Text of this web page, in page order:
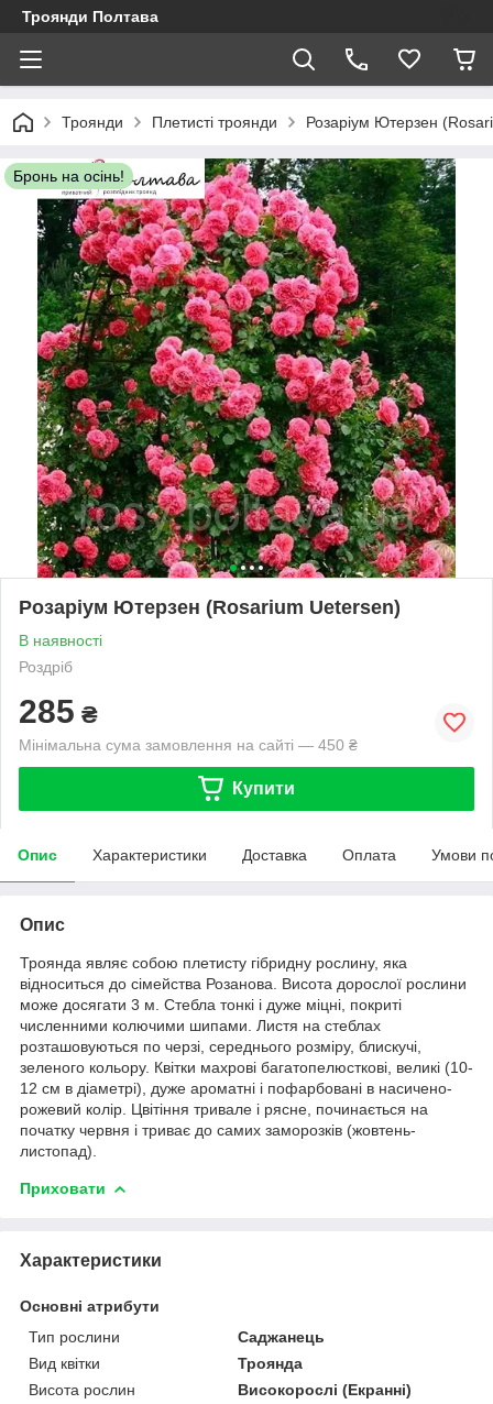
Троянди Полтава
Троянди Плетисті троянди Розаріум Ютерзен
Бронь на осінь!
Розаріум Ютерзен (Rosarium Uetersen)
В наявності
Роздріб
285 ₴
Мінімальна сума замовлення на сайті — 450 ₴
Купити
Опис Характеристики Доставка Оплата Умови
Опис
Троянда являє собою плетисту гібридну рослину, яка
відноситься до сімейства Розанова. Висота дорослої рослини
може досягати 3 м. Стебла тонкі і дуже міцні, покриті
численними колючими шипами. Листя на стеблах
розташовуються по черзі, середнього розміру, блискучі,
зеленого кольору. Квітки махрові багатопелюсткові, великі (10-
12 см в діаметрі), дуже ароматні і пофарбовані в насичено-
рожевий колір. Цвітіння тривале і рясне, починається на
початку червня і триває до самих заморозків (жовтень-
листопад).
Приховати
Характеристики
Основні атрибути
Тип рослини
Саджанець
Вид квітки
Троянда
Висота рослин
Високорослі (Екранні)